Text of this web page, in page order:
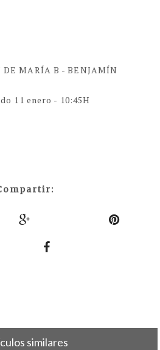
DE MARÍA B - BENJAMÍN
11 enero - 10:45H
similares